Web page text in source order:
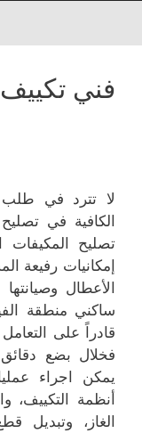
فني تكييف
لا تترد في طلب
الكافية في
تصليح المكيفات
إمكانيات رفيعة
الأعطال
ساكني منطقة
قادراً على
فخلال بضع
يمكن اجراء
أنظمة التكييف،
الغاز، وتبديل